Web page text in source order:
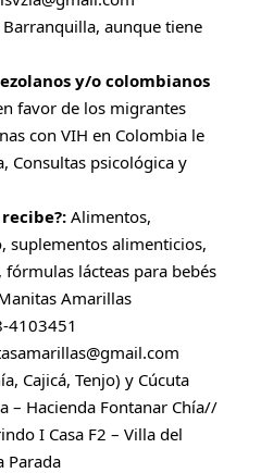
aunque tiene
y/o colombianos
favor de los migrantes
con VIH en Colombia le
Consultas psicológica y
Alimentos,
suplementos alimenticios,
lácteas para bebés
Amarillas
4103451
Cajicá, Tenjo) y Cúcuta
– Hacienda Fontanar Chía//
I Casa F2 – Villa del
Parada